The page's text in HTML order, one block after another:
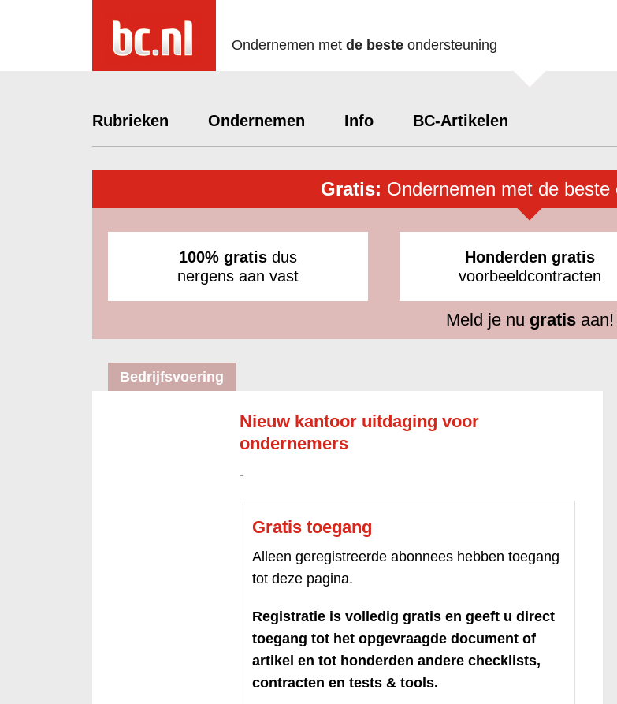
Ondernemen met de beste ondersteuning
Rubrieken Ondernemen Info BC-Artikelen
Gratis: Ondernemen met de beste
100% gratis dus
nergens aan vast
Honderden gratis
voorbeeldcontracten
Meld je nu gratisaan!
Bedrijfsvoering
Nieuw kantoor uitdaging voor
ondernemers
-
Gratis toegang
Alleen geregistreerde abonnees hebben toegang
tot deze pagina.
Registratie is volledig gratis en geeft u direct
toegang tot het opgevraagde document of
artikel en tot honderden andere checklists,
contracten en tests & tools.